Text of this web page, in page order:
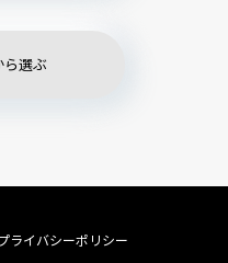
ら選ぶ
ライバシーポリシー